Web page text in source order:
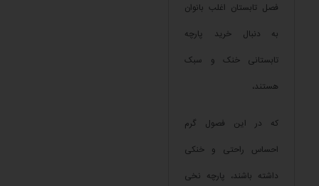
فصل تابستان اغلب بانوان
به دنبال خرید پارچه
تابستانی خنک و سبک
هستند،
که در این فصول گرم
احساس راحتی و خنکی
داشته باشند، پارچه نخی